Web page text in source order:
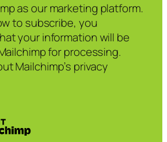
as our marketing platform.
to subscribe, you
your information will be
for processing.
Mailchimp’s privacy